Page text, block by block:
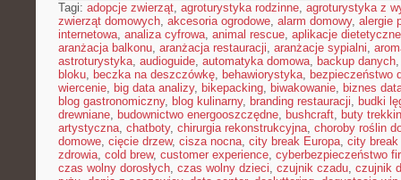
Tagi: adopcje zwierząt, agroturystyka rodzinne, agroturystyka z
zwierząt domowych, akcesoria ogrodowe, alarm domowy, alergie
internetowa, analiza cyfrowa, animal rescue, aplikacje dietetyczne
aranżacja balkonu, aranżacja restauracji, aranżacje sypialni,
astroturystyka, audioguide, automatyka domowa, backup danych
bloku, beczka na deszczówkę, behawiorystyka, bezpieczeństwo
wiercenie, big data analizy, bikepacking, biwakowanie, biznes
blog gastronomiczny, blog kulinarny, branding restauracji, budki
drewniane, budownictwo energooszczędne, bushcraft, buty
artystyczna, chatboty, chirurgia rekonstrukcyjna, choroby roślin
domowe, cięcie drzew, cisza nocna, city break Europa, city
zdrowia, cold brew, customer experience, cyberbezpieczeństwo
czas wolny dorosłych, czas wolny dzieci, czujnik czadu, czujnik